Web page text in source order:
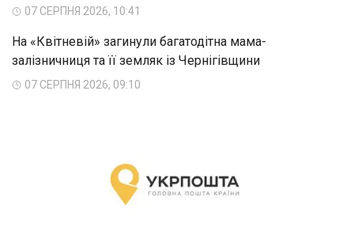
07 СЕРПНЯ 2026, 10:41
На «Квітневій» загинули багатодітна мама-
залізничниця та її земляк із Чернігівщини
07 СЕРПНЯ 2026, 09:10